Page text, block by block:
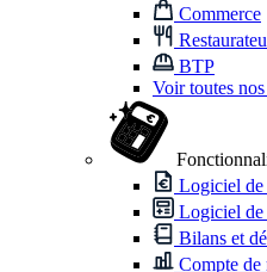
Commerce
BTP
Voir toutes
Logiciel de
Logiciel
Bilans et
Compte de